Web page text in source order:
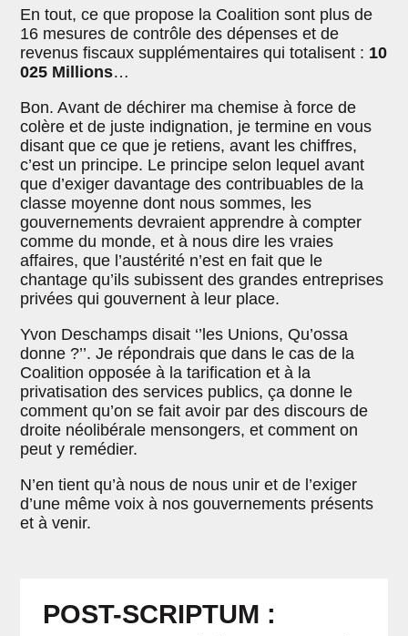
En tout, ce que propose la Coalition sont plus de
16 mesures de contrôle des dépenses et de
revenus fiscaux supplémentaires qui totalisent : 10
025 Millions…
Bon. Avant de déchirer ma chemise à force de
colère et de juste indignation, je termine en vous
disant que ce que je retiens, avant les chiffres,
c’est un principe. Le principe selon lequel avant
que d’exiger davantage des contribuables de la
classe moyenne dont nous sommes, les
gouvernements devraient apprendre à compter
comme du monde, et à nous dire les vraies
affaires, que l’austérité n’est en fait que le
chantage qu’ils subissent des grandes entreprises
privées qui gouvernent à leur place.
Yvon Deschamps disait ‘’les Unions, Qu’ossa
donne ?’’. Je répondrais que dans le cas de la
Coalition opposée à la tarification et à la
privatisation des services publics, ça donne le
comment qu’on se fait avoir par des discours de
droite néolibérale mensongers, et comment on
peut y remédier.
N’en tient qu’à nous de nous unir et de l’exiger
d’une même voix à nos gouvernements présents
et à venir.
POST-SCRIPTUM :